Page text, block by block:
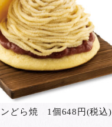
ンどら焼 1個648円(税込)